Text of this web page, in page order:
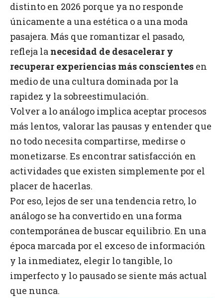
distinto en 2026 porque ya no responde
únicamente a una estética o a una moda
pasajera. Más que romantizar el pasado,
refleja la necesidad de desacelerar y
recuperar experiencias más conscientes en
medio de una cultura dominada por la
rapidez y la sobreestimulación.
Volver a lo análogo implica aceptar procesos
más lentos, valorar las pausas y entender que
no todo necesita compartirse, medirse o
monetizarse. Es encontrar satisfacción en
actividades que existen simplemente por el
placer de hacerlas.
Por eso, lejos de ser una tendencia retro, lo
análogo se ha convertido en una forma
contemporánea de buscar equilibrio. En una
época marcada por el exceso de información
y la inmediatez, elegir lo tangible, lo
imperfecto y lo pausado se siente más actual
que nunca.